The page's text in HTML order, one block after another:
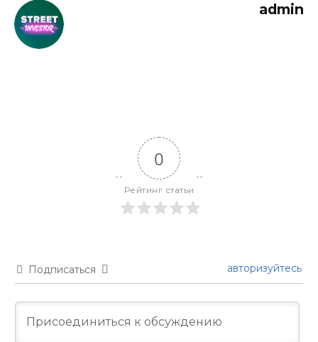
admin
0
Рейтинг статьи
Подписаться авторизуйтесь